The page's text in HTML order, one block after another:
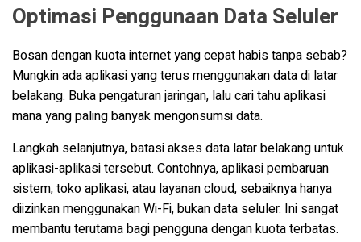
Optimasi Penggunaan Data Seluler
Bosan dengan kuota internet yang cepat habis tanpa sebab?
Mungkin ada aplikasi yang terus menggunakan data di latar
belakang. Buka pengaturan jaringan, lalu cari tahu aplikasi
mana yang paling banyak mengonsumsi data.
Langkah selanjutnya, batasi akses data latar belakang untuk
aplikasi-aplikasi tersebut. Contohnya, aplikasi pembaruan
sistem, toko aplikasi, atau layanan cloud, sebaiknya hanya
diizinkan menggunakan Wi-Fi, bukan data seluler. Ini sangat
membantu terutama bagi pengguna dengan kuota terbatas.